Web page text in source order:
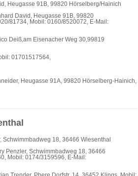
Heugasse 91B, 99820 Hörselberg/Hainich
David, Heugasse 91B, 99820
81734, Mobil: 0160/8520072, E-Mail:
Deiß,am Eisenacher Weg 30,99819
01701517564,
Heugasse 91A, 99820 Hörselberg-Hainich,
Schwimmbadweg 18, 36466 Wiesenthal
Penzler, Schwimmbadweg 18, 36466
Mobil: 0174/3159596, E-Mail: